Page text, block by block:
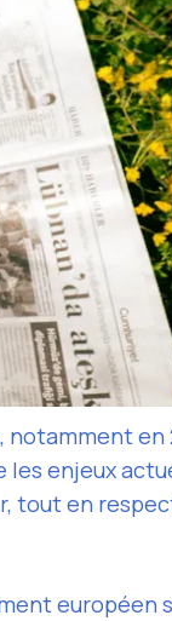
en
enjeux
tout en